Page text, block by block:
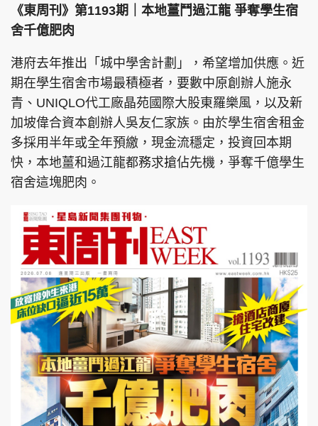
PCM 電腦廣場 星島頭條 星島日報
頭條日報 星島環球 The Standard
親子王 Oh!爸媽 JobMarket
頭條搵工 EDUPLUS
關於我們
聯絡我們
隱私政策聲明
使用條款
版權及免責聲明
Copyright © 東周網 版權所有 . 不得轉載
©Eastweek.com.hk. All rights reserved.
《東周刊》第1193期｜本地薑鬥過江龍 爭奪學生宿
舍千億肥肉
港府去年推出「城中學舍計劃」，希望增加供應。近
期在學生宿舍市場最積極者，要數中原創辦人施永
青、UNIQLO代工廠晶苑國際大股東羅樂風，以及新
加坡偉合資本創辦人吳友仁家族。由於學生宿舍租金
多採用半年或全年預繳，現金流穩定，投資回本期
快，本地薑和過江龍都務求搶佔先機，爭奪千億學生
宿舍這塊肥肉。